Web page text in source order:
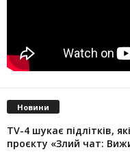
Новини
TV-4 шукає підлітків,
проєкту «Злий чат: